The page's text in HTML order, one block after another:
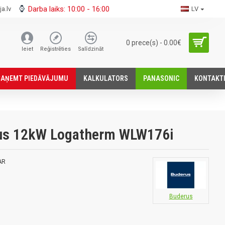
Darba laiks: 10:00 - 16:00 LV
Ieiet Reģistrēties Salīdzināt
0 prece(s) - 0.00€
PIEDĀVĀJUMU KALKULATORS PANASONIC KONTAKTI
12kW Logatherm WLW176i
Buderus